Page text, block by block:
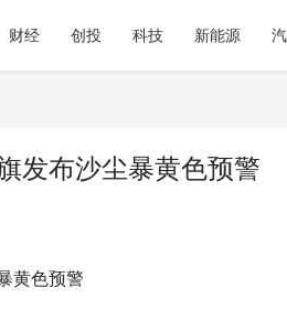
财经 创投 科技 新能源
发布沙尘暴黄色预警
黄色预警